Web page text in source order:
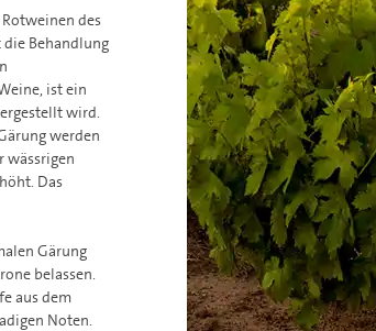
des
die Behandlung
ist ein
wird.
werden
wässrigen
Das
Gärung
belassen.
aus dem
Noten.